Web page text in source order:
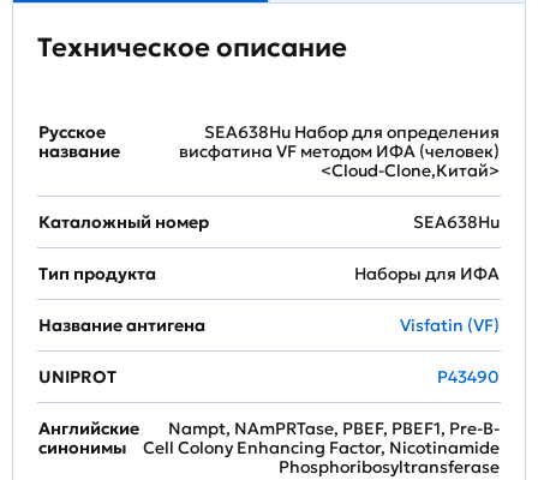
Техническое описание
Русское
название
SEA638Hu Набор для определения
висфатина VF методом ИФА (человек)
<Cloud-Clone,Китай>
Каталожный номер SEA638Hu
Тип продукта Наборы для ИФА
Название антигена Visfatin (VF)
UNIPROT P43490
Английские
синонимы
Nampt, NAmPRTase, PBEF, PBEF1, Pre-B-
Cell Colony Enhancing Factor, Nicotinamide
Phosphoribosyltransferase